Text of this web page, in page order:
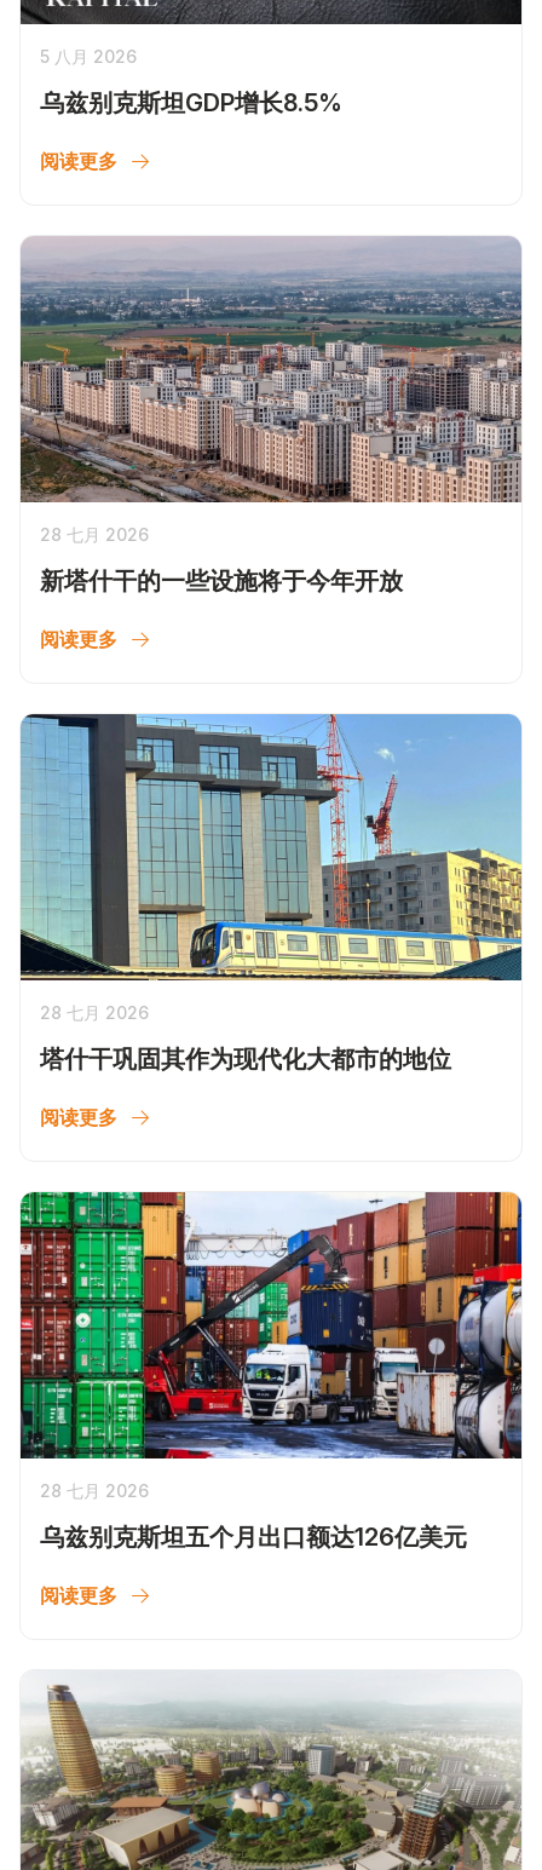
5 八月 2026
乌兹别克斯坦GDP增长8.5%
阅读更多
28 七月 2026
新塔什干的一些设施将于今年开放
阅读更多
28 七月 2026
塔什干巩固其作为现代化大都市的地位
阅读更多
28 七月 2026
乌兹别克斯坦五个月出口额达126亿美元
阅读更多